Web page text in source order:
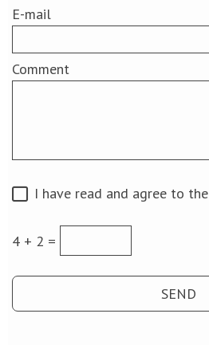
E-mail
Comment
I have read and agree to the
4 + 2 =